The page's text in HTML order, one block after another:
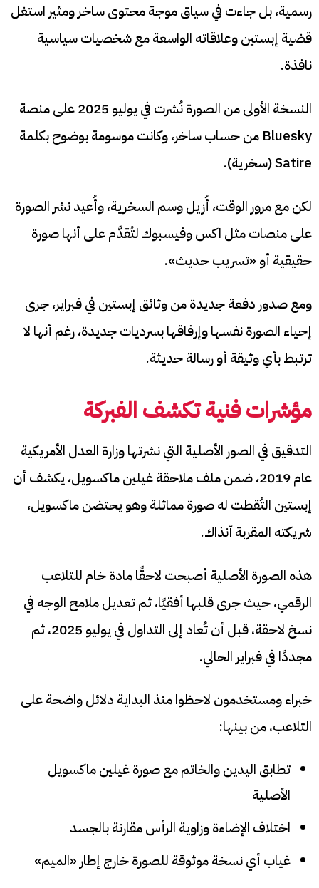
رسمية، بل جاءت في سياق موجة محتوى ساخر ومثير استغل
قضية إبستين وعلاقاته الواسعة مع شخصيات سياسية
نافذة.
النسخة الأولى من الصورة نُشرت في يوليو 2025 على منصة
Bluesky من حساب ساخر، وكانت موسومة بوضوح بكلمة
Satire (سخرية).
لكن مع مرور الوقت، أُزيل وسم السخرية، وأُعيد نشر الصورة
على منصات مثل اكس وفيسبوك لتُقدَّم على أنها صورة
حقيقية أو «تسريب حديث».
ومع صدور دفعة جديدة من وثائق إبستين في فبراير، جرى
إحياء الصورة نفسها وإرفاقها بسرديات جديدة، رغم أنها لا
ترتبط بأي وثيقة أو رسالة حديثة.
مؤشرات فنية تكشف الفبركة
التدقيق في الصور الأصلية التي نشرتها وزارة العدل الأمريكية
عام 2019، ضمن ملف ملاحقة غيلين ماكسويل، يكشف أن
إبستين التُقطت له صورة مماثلة وهو يحتضن ماكسويل،
شريكته المقربة آنذاك.
هذه الصورة الأصلية أصبحت لاحقًا مادة خام للتلاعب
الرقمي، حيث جرى قلبها أفقيًا، ثم تعديل ملامح الوجه في
نسخ لاحقة، قبل أن تُعاد إلى التداول في يوليو 2025، ثم
مجددًا في فبراير الحالي.
خبراء ومستخدمون لاحظوا منذ البداية دلائل واضحة على
التلاعب، من بينها:
تطابق اليدين والخاتم مع صورة غيلين ماكسويل
الأصلية
اختلاف الإضاءة وزاوية الرأس مقارنة بالجسد
غياب أي نسخة موثوقة للصورة خارج إطار «الميم»